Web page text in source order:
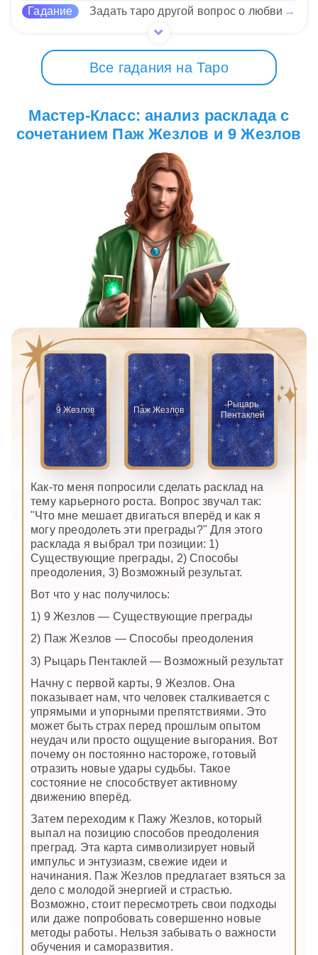
Гадание
Задать таро другой вопрос о любви →
Все гадания на Таро
Мастер-Класс: анализ расклада с
сочетанием Паж Жезлов и 9 Жезлов
9 Жезлов Паж Жезлов
Рыцарь
Пентаклей
Как-то меня попросили сделать расклад на
тему карьерного роста. Вопрос звучал так:
"Что мне мешает двигаться вперёд и как я
могу преодолеть эти преграды?" Для этого
расклада я выбрал три позиции: 1)
Существующие преграды, 2) Способы
преодоления, 3) Возможный результат.
Вот что у нас получилось:
1) 9 Жезлов — Существующие преграды
2) Паж Жезлов — Способы преодоления
3) Рыцарь Пентаклей — Возможный результат
Начну с первой карты, 9 Жезлов. Она
показывает нам, что человек сталкивается с
упрямыми и упорными препятствиями. Это
может быть страх перед прошлым опытом
неудач или просто ощущение выгорания. Вот
почему он постоянно настороже, готовый
отразить новые удары судьбы. Такое
состояние не способствует активному
движению вперёд.
Затем переходим к Пажу Жезлов, который
выпал на позицию способов преодоления
преград. Эта карта символизирует новый
импульс и энтузиазм, свежие идеи и
начинания. Паж Жезлов предлагает взяться за
дело с молодой энергией и страстью.
Возможно, стоит пересмотреть свои подходы
или даже попробовать совершенно новые
методы работы. Нельзя забывать о важности
обучения и саморазвития.